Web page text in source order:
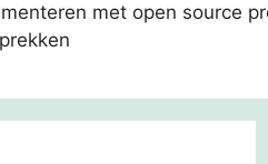
met open source